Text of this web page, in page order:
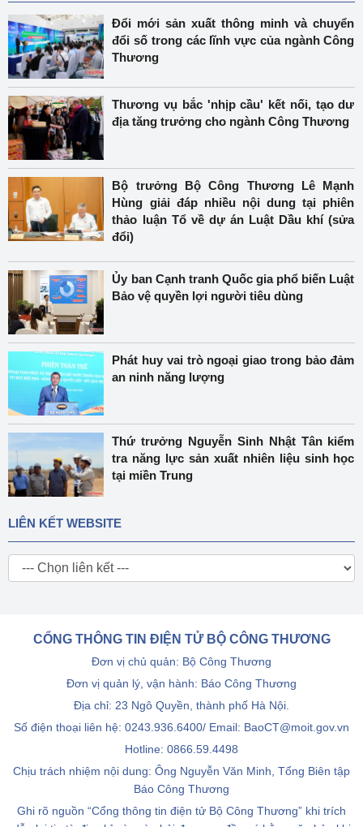
Đổi mới sản xuất thông minh và chuyển
đổi số trong các lĩnh vực của ngành Công
Thương
Thương vụ bắc 'nhịp cầu' kết nối, tạo dư
địa tăng trưởng cho ngành Công Thương
Bộ trưởng Bộ Công Thương Lê Mạnh
Hùng giải đáp nhiều nội dung tại phiên
thảo luận Tổ về dự án Luật Dầu khí (sửa
đổi)
Ủy ban Cạnh tranh Quốc gia phổ biến Luật
Bảo vệ quyền lợi người tiêu dùng
Phát huy vai trò ngoại giao trong bảo đảm
an ninh năng lượng
Thứ trưởng Nguyễn Sinh Nhật Tân kiểm
tra năng lực sản xuất nhiên liệu sinh học
tại miền Trung
LIÊN KẾT WEBSITE
CỔNG THÔNG TIN ĐIỆN TỬ BỘ CÔNG THƯƠNG
Đơn vị chủ quản: Bộ Công Thương
Đơn vị quản lý, vận hành: Báo Công Thương
Địa chỉ: 23 Ngô Quyền, thành phố Hà Nội.
Số điện thoại liên hệ: 0243.936.6400/ Email: BaoCT@moit.gov.vn
Hotline: 0866.59.4498
Chịu trách nhiệm nội dung: Ông Nguyễn Văn Minh, Tổng Biên tập
Báo Công Thương
Ghi rõ nguồn “Cổng thông tin điện tử Bộ Công Thương” khi trích